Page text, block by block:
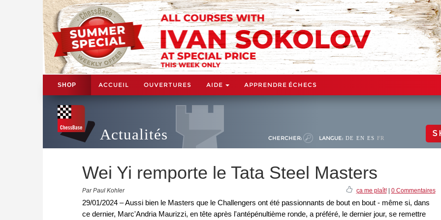
SHOP ACCUEIL OUVERTURES AIDE APPRENDRE ÉCHECS
Actualités CHERCHER: LANGUE: DE EN ES FR
Wei Yi remporte le Tata Steel Masters
Par Paul Kohler ça me plaît!| 0 Commentaires
29/01/2024 – Aussi bien le Masters que le Challengers ont été passionnants de bout en bout - même si, dans
ce dernier, Marc'Andria Maurizzi, en tête après l'antépénultième ronde, a préféré, le dernier jour, se remettre